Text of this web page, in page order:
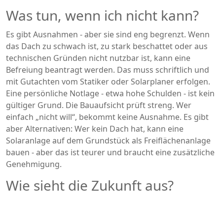
Was tun, wenn ich nicht kann?
Es gibt Ausnahmen - aber sie sind eng begrenzt. Wenn
das Dach zu schwach ist, zu stark beschattet oder aus
technischen Gründen nicht nutzbar ist, kann eine
Befreiung beantragt werden. Das muss schriftlich und
mit Gutachten vom Statiker oder Solarplaner erfolgen.
Eine persönliche Notlage - etwa hohe Schulden - ist kein
gültiger Grund. Die Bauaufsicht prüft streng. Wer
einfach „nicht will“, bekommt keine Ausnahme. Es gibt
aber Alternativen: Wer kein Dach hat, kann eine
Solaranlage auf dem Grundstück als Freiflächenanlage
bauen - aber das ist teurer und braucht eine zusätzliche
Genehmigung.
Wie sieht die Zukunft aus?